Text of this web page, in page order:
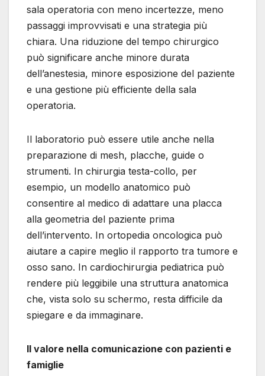
sala operatoria con meno incertezze, meno
passaggi improvvisati e una strategia più
chiara. Una riduzione del tempo chirurgico
può significare anche minore durata
dell’anestesia, minore esposizione del paziente
e una gestione più efficiente della sala
operatoria.
Il laboratorio può essere utile anche nella
preparazione di mesh, placche, guide o
strumenti. In chirurgia testa-collo, per
esempio, un modello anatomico può
consentire al medico di adattare una placca
alla geometria del paziente prima
dell’intervento. In ortopedia oncologica può
aiutare a capire meglio il rapporto tra tumore e
osso sano. In cardiochirurgia pediatrica può
rendere più leggibile una struttura anatomica
che, vista solo su schermo, resta difficile da
spiegare e da immaginare.
Il valore nella comunicazione con pazienti e
famiglie